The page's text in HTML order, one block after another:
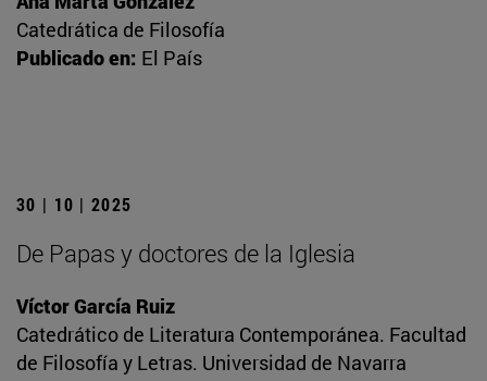
Catedrática de Filosofía
Publicado en: El País
30 | 10 | 2025
De Papas y doctores de la Iglesia
Víctor García Ruiz
Catedrático de Literatura Contemporánea. Facultad
de Filosofía y Letras. Universidad de Navarra